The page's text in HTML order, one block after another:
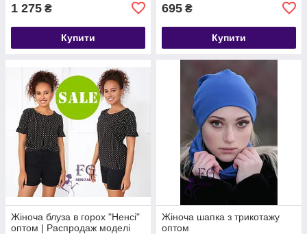
1 275 ₴
Купити
695 ₴
Купити
Жіноча блуза в горох "Ненсі"
оптом | Распродаж моделі
Жіноча шапка з трикотажу
оптом